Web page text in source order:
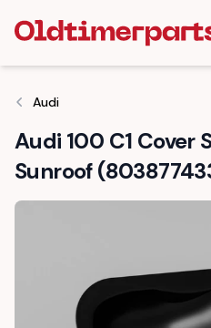
Audi
Audi 100 C1 Cover
Sunroof